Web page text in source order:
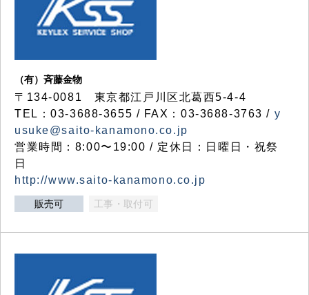
（有）斉藤金物
〒134-0081 東京都江戸川区北葛西5-4-4
TEL：03-3688-3655 / FAX：03-3688-3763 / y
usuke@saito-kanamono.co.jp
営業時間：8:00〜19:00 / 定休日：日曜日・祝祭
日
http://www.saito-kanamono.co.jp
販売可 工事・取付可